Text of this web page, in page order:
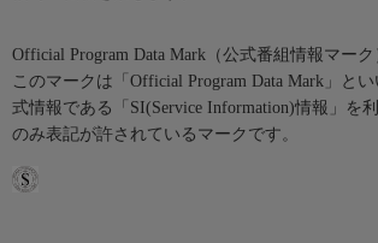
Official Program Data Mark（公式番組情報マーク
このマークは「Official Program Data Mark」と
式情報である「SI(Service Information)情報」を
のみ表記が許されているマークです。